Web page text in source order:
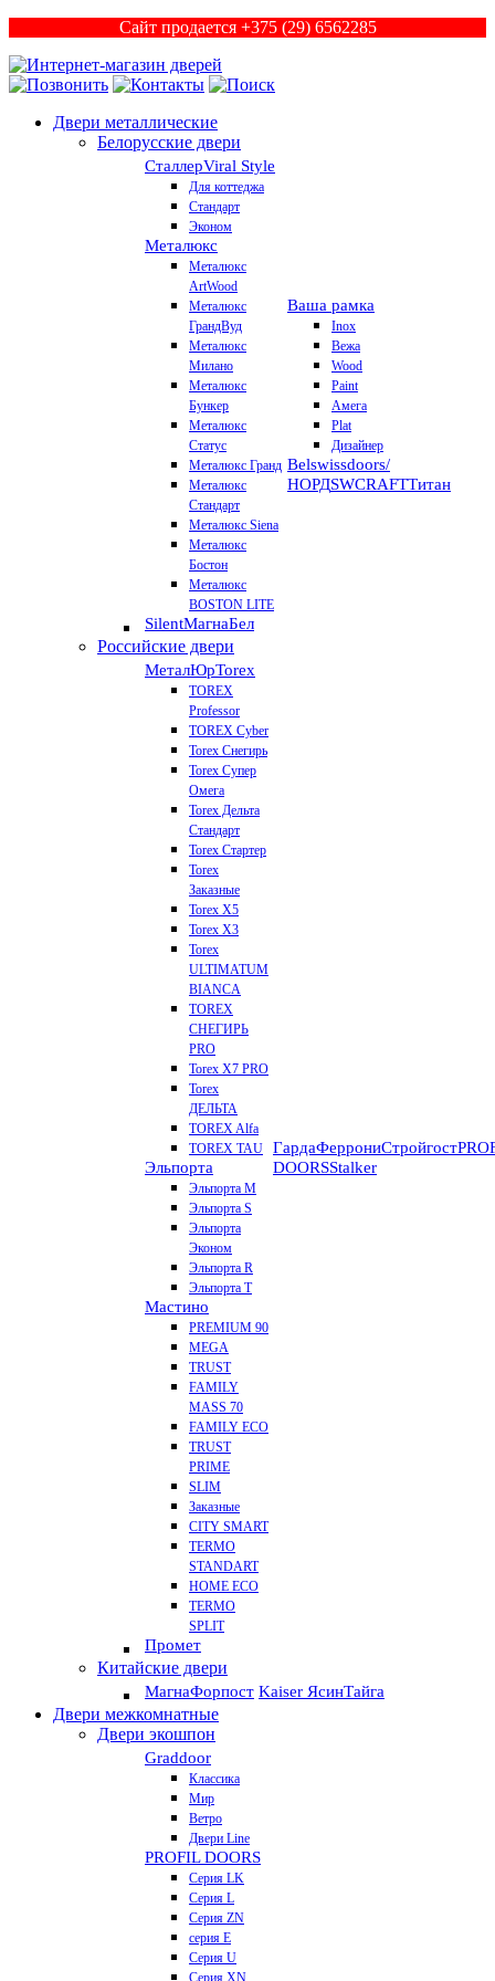
Сайт продается +375 (29) 6562285
Двери металлические
Белорусские двери
СталлерViral Style
Для коттеджа
Стандарт
Эконом
Металюкс
Металюкс
ArtWood
Металюкс
ГрандВуд
Металюкс
Милано
Металюкс
Бункер
Металюкс
Статус
Металюкс Гранд
Металюкс
Стандарт
Металюкс Siena
Металюкс
Бостон
Металюкс
BOSTON LITE
SilentМагнаБел
Ваша рамка
Inox
Вежа
Wood
Paint
Амега
Plat
Дизайнер
Belswissdoors/
НОРДSWCRAFTТитан
Российские двери
МеталЮрTorex
TOREX
Professor
TOREX Cyber
Torex Снегирь
Torex Супер
Омега
Torex Дельта
Стандарт
Torex Стартер
Torex
Заказные
Torex Х5
Torex Х3
Torex
ULTIMATUM
BIANCA
TOREX
СНЕГИРЬ
PRO
Torex X7 PRO
Torex
ДЕЛЬТА
TOREX Alfa
TOREX TAU
Эльпорта
Эльпорта M
Эльпорта S
Эльпорта
Эконом
Эльпорта R
Эльпорта Т
Мастино
PREMIUM 90
MEGA
TRUST
FAMILY
MASS 70
FAMILY ECO
TRUST
PRIME
SLIM
Заказные
CITY SMART
TERMO
STANDART
HOME ECO
ТЕRМО
SPLIT
Промет
ГардаФеррониСтройгост
DOORSStalker
Китайские двери
МагнаФорпост Kaiser ЯсинТайга
Двери межкомнатные
Двери экошпон
Graddoor
Классика
Мир
Ветро
Двери Line
PROFIL DOORS
Серия LK
Серия L
Серия ZN
серия E
Серия U
Серия XN